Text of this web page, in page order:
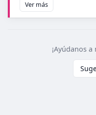
Ver más
¡Ayúdanos